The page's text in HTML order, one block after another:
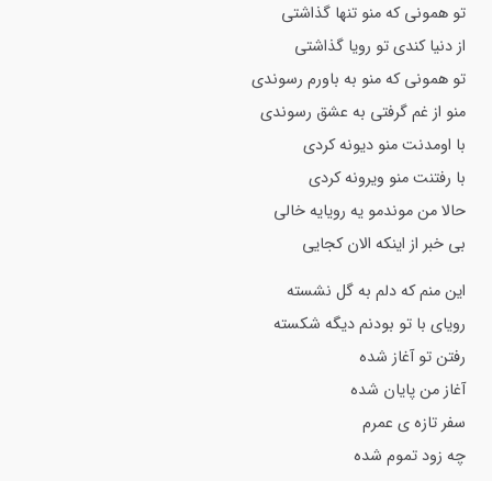
تو همونی که منو تنها گذاشتی
از دنیا کندی تو رویا گذاشتی
تو همونی که منو به باورم رسوندی
منو از غم گرفتی به عشق رسوندی
با اومدنت منو دیونه کردی
با رفتنت منو ویرونه کردی
حالا من موندمو یه رویایه خالی
بی خبر از اینکه الان کجایی
این منم که دلم به گل نشسته
رویای با تو بودنم دیگه شکسته
رفتن تو آغاز شده
آغاز من پایان شده
سفر تازه ی عمرم
چه زود تموم شده